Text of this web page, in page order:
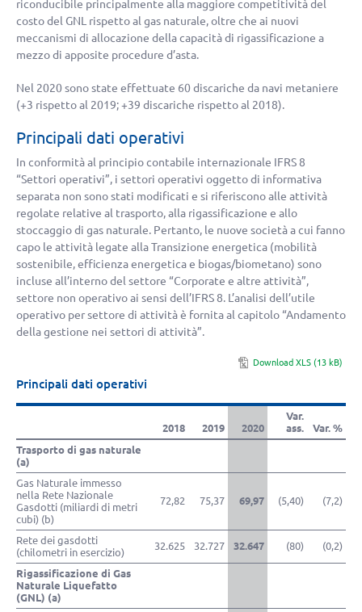
riconducibile principalmente alla maggiore competitività del
costo del GNL rispetto al gas naturale, oltre che ai nuovi
meccanismi di allocazione della capacità di rigassificazione a
mezzo di apposite procedure d’asta.
Nel 2020 sono state effettuate 60 discariche da navi metaniere
(+3 rispetto al 2019;+39 discariche rispetto al 2018).
Principali dati operativi
In conformità al principio contabile internazionale IFRS 8
“Settori operativi”, i settori operativi oggetto di informativa
separata non sono stati modificati e si riferiscono alle attività
regolate relative al trasporto, alla rigassificazione e allo
stoccaggio di gas naturale. Pertanto, le nuove società a cui fanno
capo le attività legate alla Transizione energetica (mobilità
sostenibile, efficienza energetica e biogas/biometano) sono
incluse all’interno del settore “Corporate e altre attività”,
settore non operativo ai sensi dell’IFRS 8. L’analisi dell’utile
operativo per settore di attività è fornita al capitolo “Andamento
della gestione nei settori di attività”.
Download XLS (13 kB)
Principali dati operativi
2018 2019 2020
Var.
ass.
Var. %
Trasporto di gas naturale
(a)
Gas Naturale immesso
nella Rete Nazionale
Gasdotti (miliardi di metri
cubi) (b)
72,82 75,37 69,97 (5,40) (7,2)
Rete dei gasdotti
(chilometri in esercizio)
32.625 32.727 32.647 (80) (0,2)
Rigassificazione di Gas
Naturale Liquefatto
(GNL) (a)